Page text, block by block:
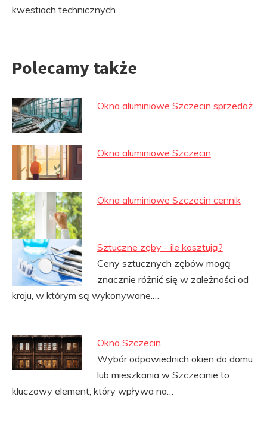
kwestiach technicznych.
Polecamy także
Okna aluminiowe Szczecin sprzedaż
Okna aluminiowe Szczecin
Okna aluminiowe Szczecin cennik
Sztuczne zęby - ile kosztują?
Ceny sztucznych zębów mogą
znacznie różnić się w zależności od
kraju, w którym są wykonywane.…
Okna Szczecin
Wybór odpowiednich okien do domu
lub mieszkania w Szczecinie to
kluczowy element, który wpływa na…